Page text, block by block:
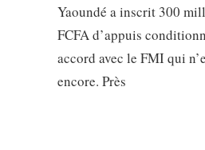
Yaoundé a inscrit 300
FCFA d’appuis
accord avec le FMI qui
encore. Près